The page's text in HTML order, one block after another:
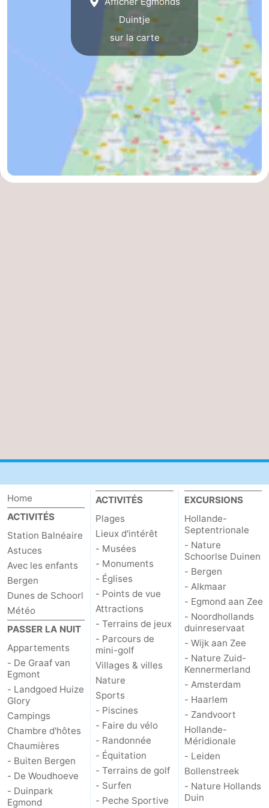
Duintje
sur la carte
Home
ACTIVITÉS
Station Balnéaire
Astuces
Avec les enfants
Bergen
Dunes de Schoorl
Météo
PASSER LA NUIT
Appartements
- De Graaf van
Egmont
- Landgoed Huize
Glory
Campings
Chambre d'hôtes
Chaumières
- Buiten Bergen
- De Woudhoeve
- Duinpark
Egmond
ACTIVITÉS
Plages
Lieux d'intérêt
- Musées
- Monuments
- Églises
- Points de vue
Attractions
- Terrains de jeux
- Parcours de
mini-golf
Villages & villes
Nature
Sports
- Piscines
- Faire du vélo
- Randonnée
- Équitation
- Terrains de golf
- Surfen
- Peche Sportive
EXCURSIONS
Hollande-
Septentrionale
- Nature
Schoorlse Duinen
- Bergen
- Alkmaar
- Egmond aan Zee
- Noordhollands
duinreservaat
- Wijk aan Zee
- Nature Zuid-
Kennermerland
- Amsterdam
- Haarlem
- Zandvoort
Hollande-
Méridionale
- Leiden
Bollenstreek
- Nature Hollands
Duin